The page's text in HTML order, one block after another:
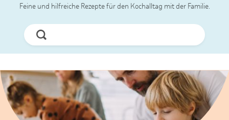
Feine und hilfreiche Rezepte für den Kochalltag mit der Familie.
Jetzt
Suchen